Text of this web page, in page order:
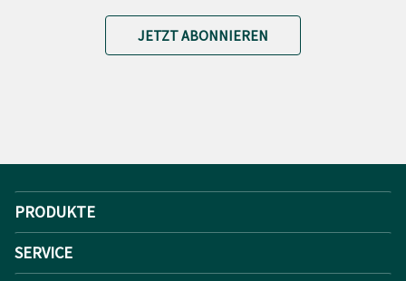
JETZT ABONNIEREN
PRODUKTE
SERVICE